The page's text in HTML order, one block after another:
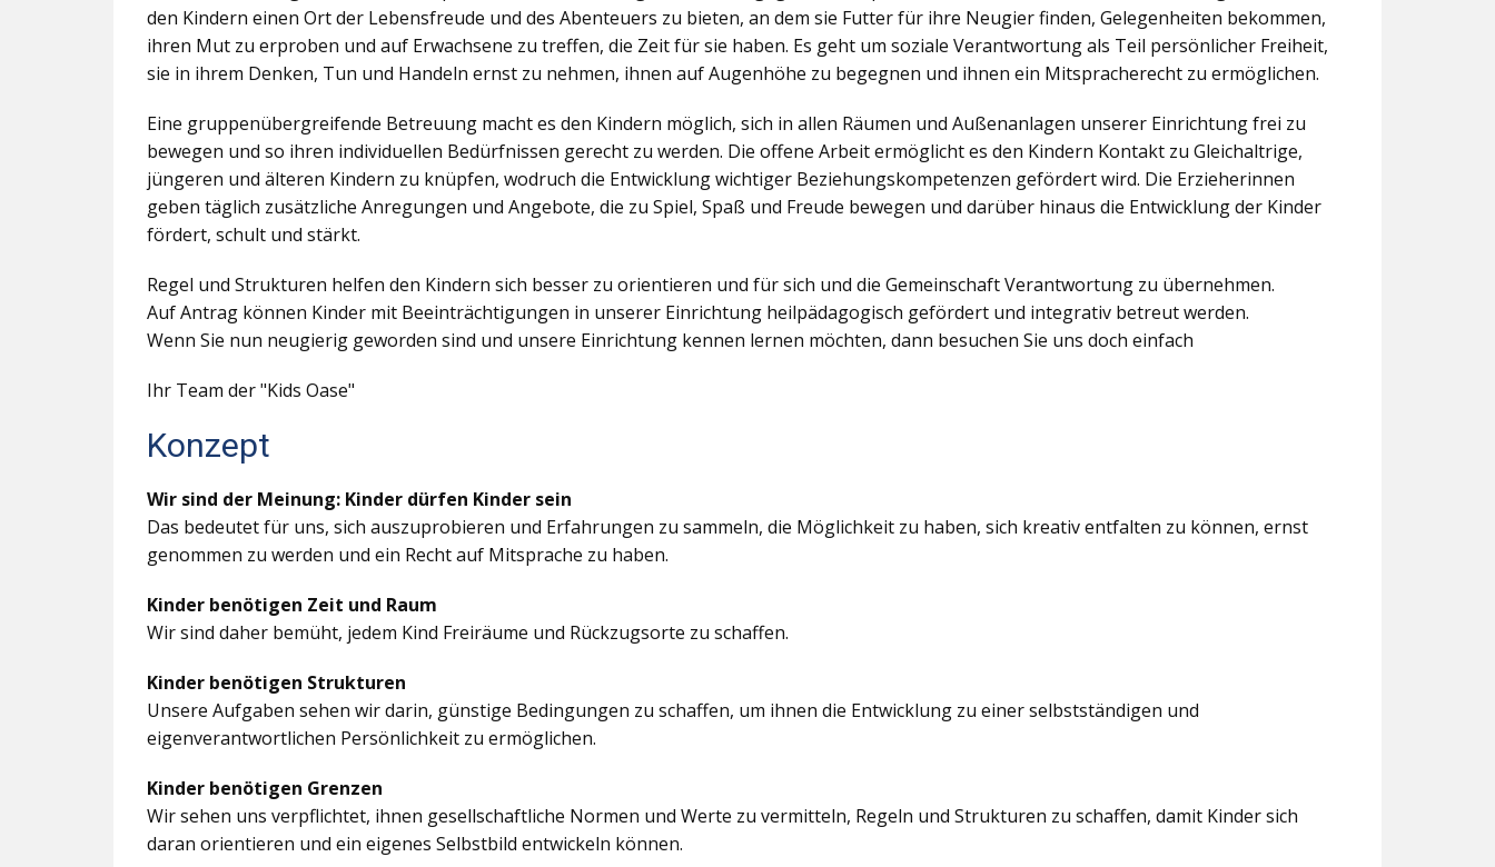
den Kindern einen Ort der Lebensfreude und des Abenteuers zu bieten, an dem sie Futter für ihre Neugier finden, Gelegenheiten bekommen,
ihren Mut zu erproben und auf Erwachsene zu treffen, die Zeit für sie haben. Es geht um soziale Verantwortung als Teil persönlicher Freiheit,
sie in ihrem Denken, Tun und Handeln ernst zu nehmen, ihnen auf Augenhöhe zu begegnen und ihnen ein Mitspracherecht zu ermöglichen.
Eine gruppenübergreifende Betreuung macht es den Kindern möglich, sich in allen Räumen und Außenanlagen unserer Einrichtung frei zu
bewegen und so ihren individuellen Bedürfnissen gerecht zu werden. Die offene Arbeit ermöglicht es den Kindern Kontakt zu Gleichaltrige,
jüngeren und älteren Kindern zu knüpfen, wodruch die Entwicklung wichtiger Beziehungskompetenzen gefördert wird. Die Erzieherinnen
geben täglich zusätzliche Anregungen und Angebote, die zu Spiel, Spaß und Freude bewegen und darüber hinaus die Entwicklung der Kinder
fördert, schult und stärkt.
Regel und Strukturen helfen den Kindern sich besser zu orientieren und für sich und die Gemeinschaft Verantwortung zu übernehmen.
Auf Antrag können Kinder mit Beeinträchtigungen in unserer Einrichtung heilpädagogisch gefördert und integrativ betreut werden.
Wenn Sie nun neugierig geworden sind und unsere Einrichtung kennen lernen möchten, dann besuchen Sie uns doch einfach
Ihr Team der "Kids Oase"
Konzept
Wir sind der Meinung: Kinder dürfen Kinder sein
Das bedeutet für uns, sich auszuprobieren und Erfahrungen zu sammeln, die Möglichkeit zu haben, sich kreativ entfalten zu können, ernst
genommen zu werden und ein Recht auf Mitsprache zu haben.
Kinder benötigen Zeit und Raum
Wir sind daher bemüht, jedem Kind Freiräume und Rückzugsorte zu schaffen.
Kinder benötigen Strukturen
Unsere Aufgaben sehen wir darin, günstige Bedingungen zu schaffen, um ihnen die Entwicklung zu einer selbstständigen und
eigenverantwortlichen Persönlichkeit zu ermöglichen.
Kinder benötigen Grenzen
Wir sehen uns verpflichtet, ihnen gesellschaftliche Normen und Werte zu vermitteln, Regeln und Strukturen zu schaffen, damit Kinder sich
daran orientieren und ein eigenes Selbstbild entwickeln können.